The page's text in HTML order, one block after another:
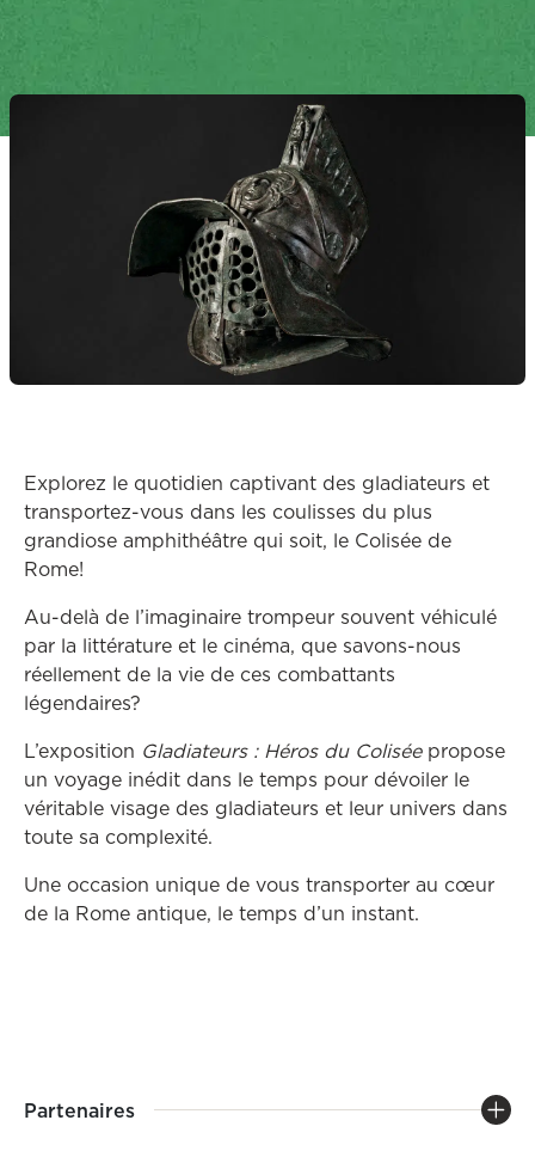
Explorez le quotidien captivant des gladiateurs et
transportez-vous dans les coulisses du plus
grandiose amphithéâtre qui soit, le Colisée de
Rome!
Au-delà de l’imaginaire trompeur souvent véhiculé
par la littérature et le cinéma, que savons-nous
réellement de la vie de ces combattants
légendaires?
L’exposition Gladiateurs : Héros du Coliséepropose
un voyage inédit dans le temps pour dévoiler le
véritable visage des gladiateurs et leur univers dans
toute sa complexité.
Une occasion unique de vous transporter au cœur
de la Rome antique, le temps d’un instant.
Partenaires